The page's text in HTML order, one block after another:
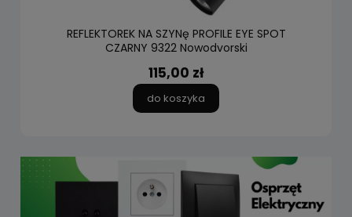
REFLEKTOREK NA SZYNę PROFILE EYE SPOT
CZARNY 9322 Nowodvorski
115,00 zł
do koszyka